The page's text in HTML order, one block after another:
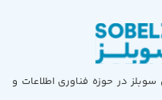
در حوزه فناوری اطلاعات و